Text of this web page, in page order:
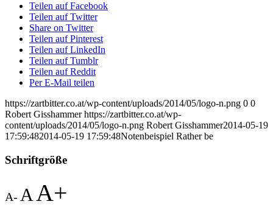
Teilen auf Facebook
Teilen auf Twitter
Share on Twitter
Teilen auf Pinterest
Teilen auf LinkedIn
Teilen auf Tumblr
Teilen auf Reddit
Per E-Mail teilen
https://zartbitter.co.at/wp-content/uploads/2014/05/logo-n.png 0 0
Robert Gisshammer https://zartbitter.co.at/wp-
content/uploads/2014/05/logo-n.png Robert Gisshammer2014-05-19
17:59:482014-05-19 17:59:48Notenbeispiel Rather be
Schriftgröße
A- A A+